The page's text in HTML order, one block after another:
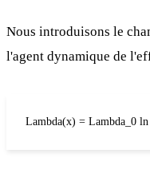
Nous introduisons le
l'agent dynamique de
Lambda(x) = Lambda_0